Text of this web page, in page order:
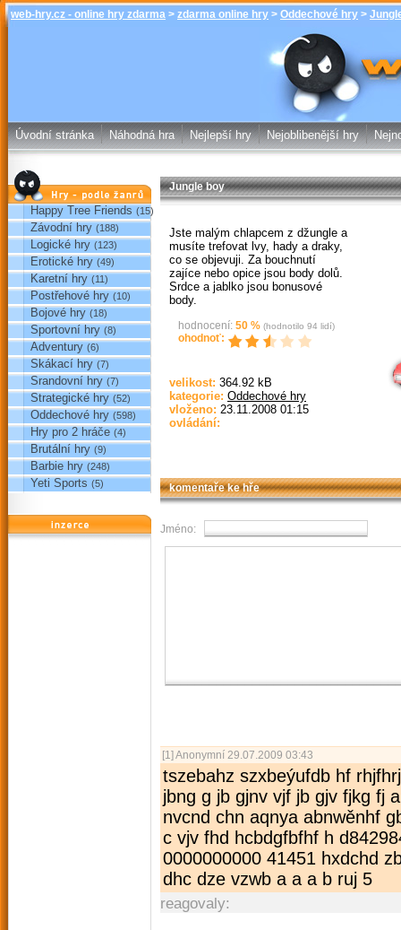
web-hry.cz - online hry zdarma > zdarma online hry > Oddechové hry >
Jungle boy -
online hry
Úvodní stránka Náhodná hra Nejlepší hry Nejoblibenější hry
Hry podle žánrů
Happy Tree Friends (15)
Závodní hry (188)
Logické hry (123)
Erotické hry (49)
Karetní hry (11)
Postřehové hry (10)
Bojové hry (18)
Sportovní hry (8)
Adventury (6)
Skákací hry (7)
Srandovní hry (7)
Strategické hry (52)
Oddechové hry (598)
Hry pro 2 hráče (4)
Brutální hry (9)
Barbie hry (248)
Yeti Sports (5)
reklama
Jungle boy
Jste malým chlapcem z džungle a
musíte trefovat lvy, hady a draky,
co se objevuji. Za bouchnutí
zajíce nebo opice jsou body dolů.
Srdce a jablko jsou bonusové
body.
hodnocení: 50 % (hodnotilo 94 lidí)
ohodnoť:
velikost: 364.92 kB
kategorie: Oddechové hry
vloženo: 23.11.2008 01:15
ovládání:
komentaře ke hře
Jméno:
[1] Anonymní 29.07.2009 03:43
tszebahz szxbeýufdb hf
jbng g jb gjnv vjf jb gjv fjkg fj
nvcnd chn aqnya abnwěnhf
c vjv fhd hcbdgfbfhf h
0000000000 41451 hxdchd
dhc dze vzwb a a a b ruj 5
reagovaly: